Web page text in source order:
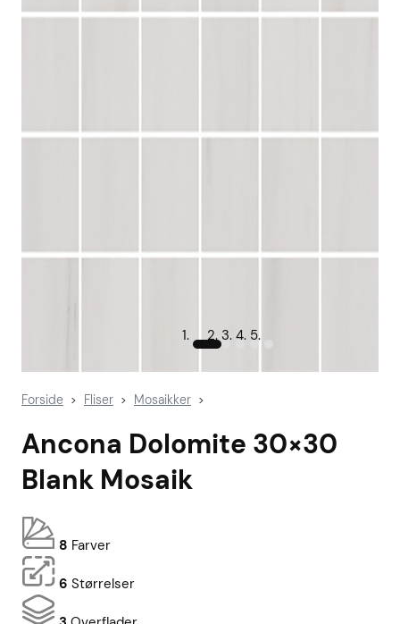
Forside > Fliser > Mosaikker >
Ancona Dolomite 30×30
Blank Mosaik
8 Farver
6 Størrelser